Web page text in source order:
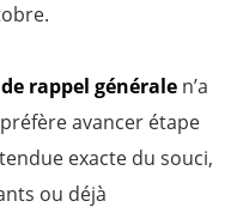
rappel générale n’a
avancer étape
exacte du souci,
ou déjà